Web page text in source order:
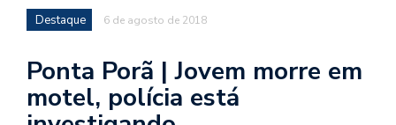
Destaque 6 de agosto de 2018
Ponta Porã | Jovem morre em
motel, polícia está